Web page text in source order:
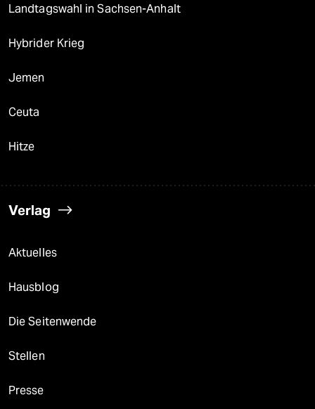
Landtagswahl in Sachsen-Anhalt
Hybrider Krieg
Jemen
Ceuta
Hitze
Verlag
Aktuelles
Hausblog
Die Seitenwende
Stellen
Presse